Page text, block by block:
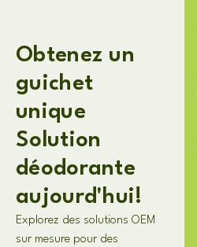
Obtenez un
guichet
unique
Solution
déodorante
aujourd'hui!
Explorez des solutions OEM
sur mesure pour des